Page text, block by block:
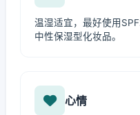
温湿适宜，最好使用
中性保湿型化妆品。
心情